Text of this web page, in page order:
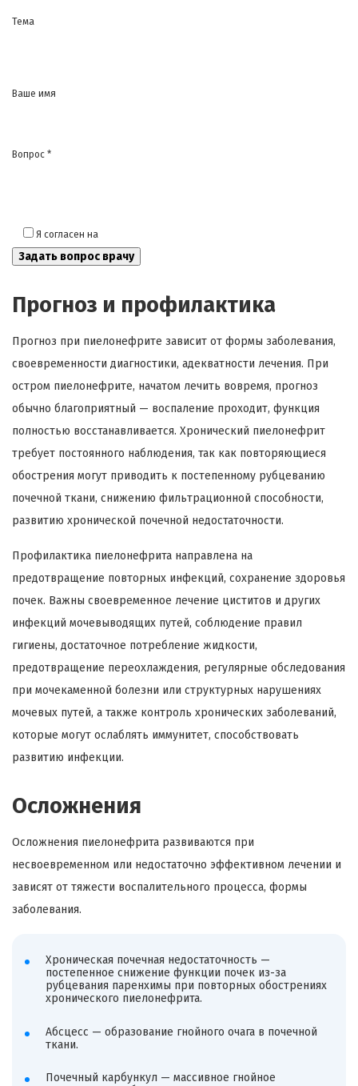
Тема
Ваше имя
Вопрос *
Я согласен на
Прогноз и профилактика
Прогноз при пиелонефрите зависит от формы заболевания,
своевременности диагностики, адекватности лечения. При
остром пиелонефрите, начатом лечить вовремя, прогноз
обычно благоприятный — воспаление проходит, функция
полностью восстанавливается. Хронический пиелонефрит
требует постоянного наблюдения, так как повторяющиеся
обострения могут приводить к постепенному рубцеванию
почечной ткани, снижению фильтрационной способности,
развитию хронической почечной недостаточности.
Профилактика пиелонефрита направлена на
предотвращение повторных инфекций, сохранение здоровья
почек. Важны своевременное лечение циститов и других
инфекций мочевыводящих путей, соблюдение правил
гигиены, достаточное потребление жидкости,
предотвращение переохлаждения, регулярные обследования
при мочекаменной болезни или структурных нарушениях
мочевых путей, а также контроль хронических заболеваний,
которые могут ослаблять иммунитет, способствовать
развитию инфекции.
Осложнения
Осложнения пиелонефрита развиваются при
несвоевременном или недостаточно эффективном лечении и
зависят от тяжести воспалительного процесса, формы
заболевания.
Хроническая почечная недостаточность —
постепенное снижение функции почек из-за
рубцевания паренхимы при повторных обострениях
хронического пиелонефрита.
Абсцесс — образование гнойного очага в почечной
ткани.
Почечный карбункул — массивное гнойное